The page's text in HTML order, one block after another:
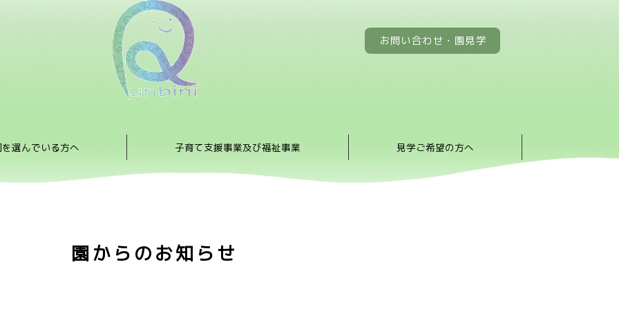
選んでいる方へ 子育て支援事業及び福祉事業 見学ご希望の方へ
お問い合わせ・園見学
園からのお知らせ